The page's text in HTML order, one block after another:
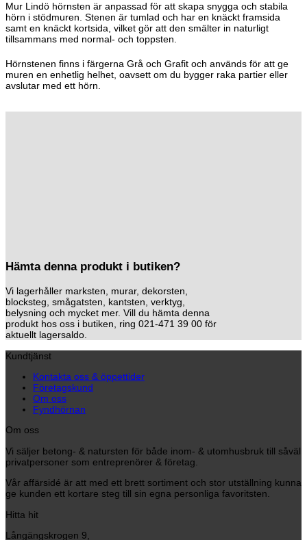
Mur Lindö hörnsten är anpassad för att skapa snygga och stabila
hörn i stödmuren. Stenen är tumlad och har en knäckt framsida
samt en knäckt kortsida, vilket gör att den smälter in naturligt
tillsammans med normal- och toppsten.
Hörnstenen finns i färgerna Grå och Grafit och används för att ge
muren en enhetlig helhet, oavsett om du bygger raka partier eller
avslutar med ett hörn.
Hämta denna produkt i butiken?
Vi lagerhåller marksten, murar, dekorsten,
blocksteg, smågatsten, kantsten, verktyg,
belysning och mycket mer. Vill du hämta denna
produkt hos oss i butiken, ring 021-471 39 00 för
aktuellt lagersaldo.
Kundtjänst
Kontakta oss & öppettider
Företagskund
Om oss
Fyndhörnan
Om oss
Vi säljer betong- & natursten för både inom- & utomhusbruk till såväl
privatpersoner som entreprenörer & företag.
Vår affärsidé är att med ett brett sortiment och stor utställning kunna
ge kunden ett kortare steg till sin egna personliga favoritsten.
Hitta hit
Långängskrogen 9,